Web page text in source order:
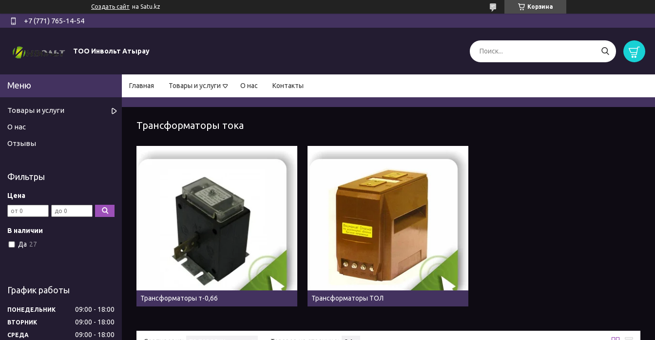
Создать сайт на Satu.kz Корзина
+7 (771) 765-14-54
ТОО Инвольт Атырау
Главная Товары и услуги О нас Контакты
Трансформаторы тока
Трансформаторы т-0,66 Трансформаторы ТОЛ
Товары и услуги
О нас
Отзывы
Фильтры
Цена
В наличии
Да 27
График работы
ПОНЕДЕЛЬНИК 09:00 18:00
ВТОРНИК 09:00 18:00
СРЕДА 09:00 18:00